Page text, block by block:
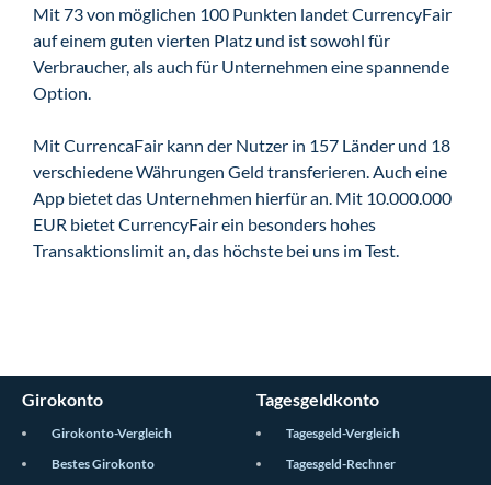
Mit 73 von möglichen 100 Punkten landet CurrencyFair
auf einem guten vierten Platz und ist sowohl für
Verbraucher, als auch für Unternehmen eine spannende
Option.
Mit CurrencaFair kann der Nutzer in 157 Länder und 18
verschiedene Währungen Geld transferieren. Auch eine
App bietet das Unternehmen hierfür an. Mit 10.000.000
EUR bietet CurrencyFair ein besonders hohes
Transaktionslimit an, das höchste bei uns im Test.
Girokonto
Girokonto-Vergleich
Bestes Girokonto
Tagesgeldkonto
Tagesgeld-Vergleich
Tagesgeld-Rechner